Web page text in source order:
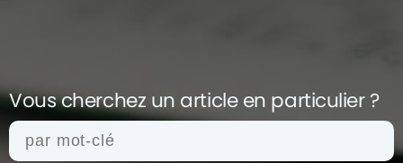
Vous cherchez un article en particulier ?